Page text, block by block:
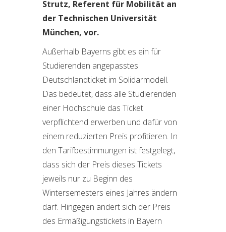
Strutz, Referent für Mobilität an
der Technischen Universität
München, vor.
Außerhalb Bayerns gibt es ein für
Studierenden angepasstes
Deutschlandticket im Solidarmodell.
Das bedeutet, dass alle Studierenden
einer Hochschule das Ticket
verpflichtend erwerben und dafür von
einem reduzierten Preis profitieren. In
den Tarifbestimmungen ist festgelegt,
dass sich der Preis dieses Tickets
jeweils nur zu Beginn des
Wintersemesters eines Jahres ändern
darf. Hingegen ändert sich der Preis
des Ermäßigungstickets in Bayern